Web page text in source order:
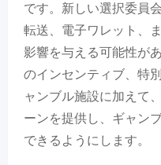
です。新しい選択委員
転送、電子ワレット、
影響を与える可能性が
のインセンティブ、特
ャンブル施設に加えて
ーンを提供し、ギャン
できるようにします。